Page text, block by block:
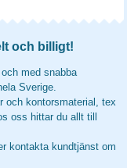
och billigt!
med snabba
Sverige.
och kontorsmaterial, tex
oss hittar du allt till
kontakta kundtjänst om